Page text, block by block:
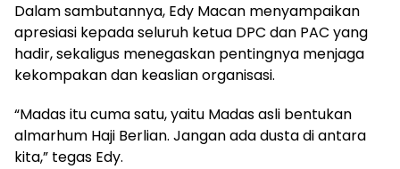
Dalam sambutannya, Edy Macan menyampaikan
apresiasi kepada seluruh ketua DPC dan PAC yang
hadir, sekaligus menegaskan pentingnya menjaga
kekompakan dan keaslian organisasi.
“Madas itu cuma satu, yaitu Madas asli bentukan
almarhum Haji Berlian. Jangan ada dusta di antara
kita,” tegas Edy.